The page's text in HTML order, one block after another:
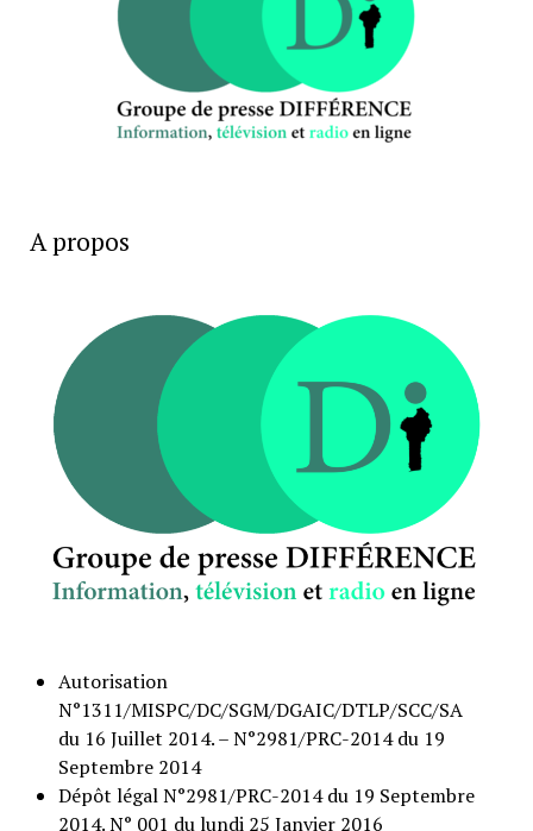
A propos
Autorisation
N°1311/MISPC/DC/SGM/DGAIC/DTLP/SCC/SA
du 16 Juillet 2014. – N°2981/PRC-2014 du 19
Septembre 2014
Dépôt légal N°2981/PRC-2014 du 19 Septembre
2014. N° 001 du lundi 25 Janvier 2016